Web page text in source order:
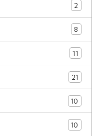
2
8
11
21
10
10